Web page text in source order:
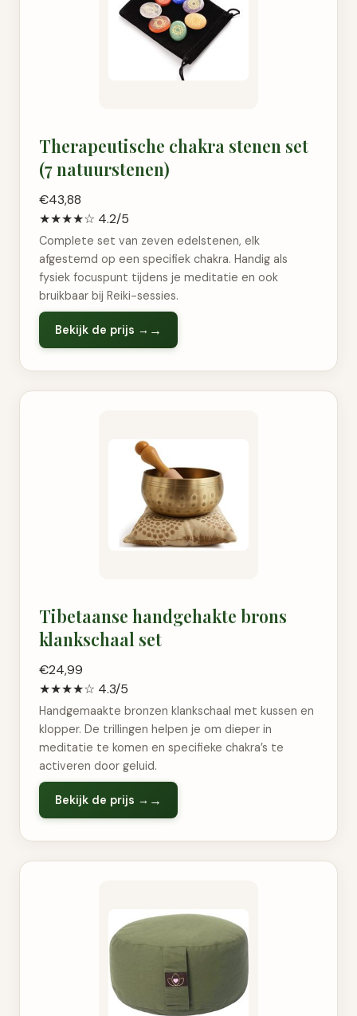
Therapeutische chakra stenen set
(7 natuurstenen)
€43,88
★★★★☆ 4.2/5
Complete set van zeven edelstenen, elk
afgestemd op een specifiek chakra. Handig als
fysiek focuspunt tijdens je meditatie en ook
bruikbaar bij Reiki-sessies.
Bekijk de prijs →
Tibetaanse handgehakte brons
klankschaal set
€24,99
★★★★☆ 4.3/5
Handgemaakte bronzen klankschaal met kussen en
klopper. De trillingen helpen je om dieper in
meditatie te komen en specifieke chakra’s te
activeren door geluid.
Bekijk de prijs →